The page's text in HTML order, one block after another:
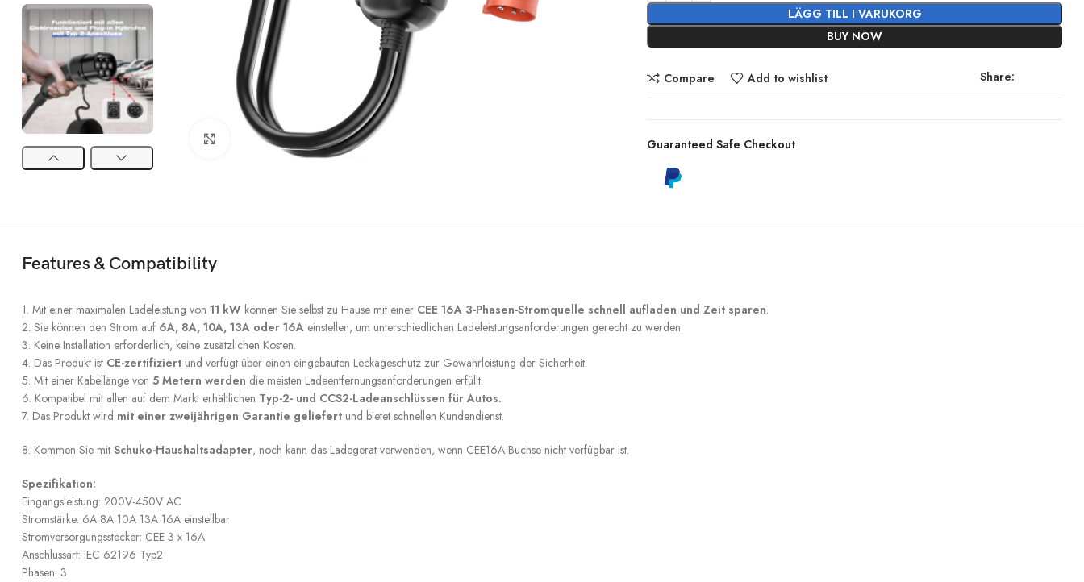
Click to enlarge
var:
€329.00.
är:
€249.00.
LÄGG TILL I VARUKORG
BUY NOW
Compare Add to wishlist Share:
Guaranteed Safe Checkout
Features & Compatibility
1. Mit einer maximalen Ladeleistung von 11 kW können Sie selbst zu Hause mit einer CEE 16A 3-Phasen-Stromquelle schnell aufladen und Zeit sparen.
2. Sie können den Strom auf 6A, 8A, 10A, 13A oder 16A einstellen, um unterschiedlichen Ladeleistungsanforderungen gerecht zu werden.
3. Keine Installation erforderlich, keine zusätzlichen Kosten.
4. Das Produkt ist CE-zertifiziert und verfügt über einen eingebauten Leckageschutz zur Gewährleistung der Sicherheit.
5. Mit einer Kabellänge von 5 Metern werden die meisten Ladeentfernungsanforderungen erfüllt.
6. Kompatibel mit allen auf dem Markt erhältlichen Typ-2- und CCS2-Ladeanschlüssen für Autos.
7. Das Produkt wird mit einer zweijährigen Garantie geliefert und bietet schnellen Kundendienst.
8. Kommen Sie mit Schuko-Haushaltsadapter, noch kann das Ladegerät verwenden, wenn CEE16A-Buchse nicht verfügbar ist.
Spezifikation:
Eingangsleistung: 200V-450V AC
Stromstärke: 6A 8A 10A 13A 16A einstellbar
Stromversorgungsstecker: CEE 3 x 16A
Anschlussart: IEC 62196 Typ2
Phasen: 3